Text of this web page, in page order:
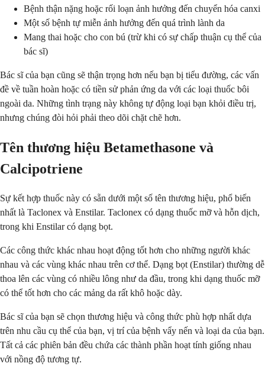
Bệnh thận nặng hoặc rối loạn ảnh hưởng đến chuyển hóa canxi
Một số bệnh tự miễn ảnh hưởng đến quá trình lành da
Mang thai hoặc cho con bú (trừ khi có sự chấp thuận cụ thể của
bác sĩ)
Bác sĩ của bạn cũng sẽ thận trọng hơn nếu bạn bị tiểu đường, các vấn
đề về tuần hoàn hoặc có tiền sử phản ứng da với các loại thuốc bôi
ngoài da. Những tình trạng này không tự động loại bạn khỏi điều trị,
nhưng chúng đòi hỏi phải theo dõi chặt chẽ hơn.
Tên thương hiệu Betamethasone và
Calcipotriene
Sự kết hợp thuốc này có sẵn dưới một số tên thương hiệu, phổ biến
nhất là Taclonex và Enstilar. Taclonex có dạng thuốc mỡ và hỗn dịch,
trong khi Enstilar có dạng bọt.
Các công thức khác nhau hoạt động tốt hơn cho những người khác
nhau và các vùng khác nhau trên cơ thể. Dạng bọt (Enstilar) thường dễ
thoa lên các vùng có nhiều lông như da đầu, trong khi dạng thuốc mỡ
có thể tốt hơn cho các mảng da rất khô hoặc dày.
Bác sĩ của bạn sẽ chọn thương hiệu và công thức phù hợp nhất dựa
trên nhu cầu cụ thể của bạn, vị trí của bệnh vẩy nến và loại da của bạn.
Tất cả các phiên bản đều chứa các thành phần hoạt tính giống nhau
với nồng độ tương tự.